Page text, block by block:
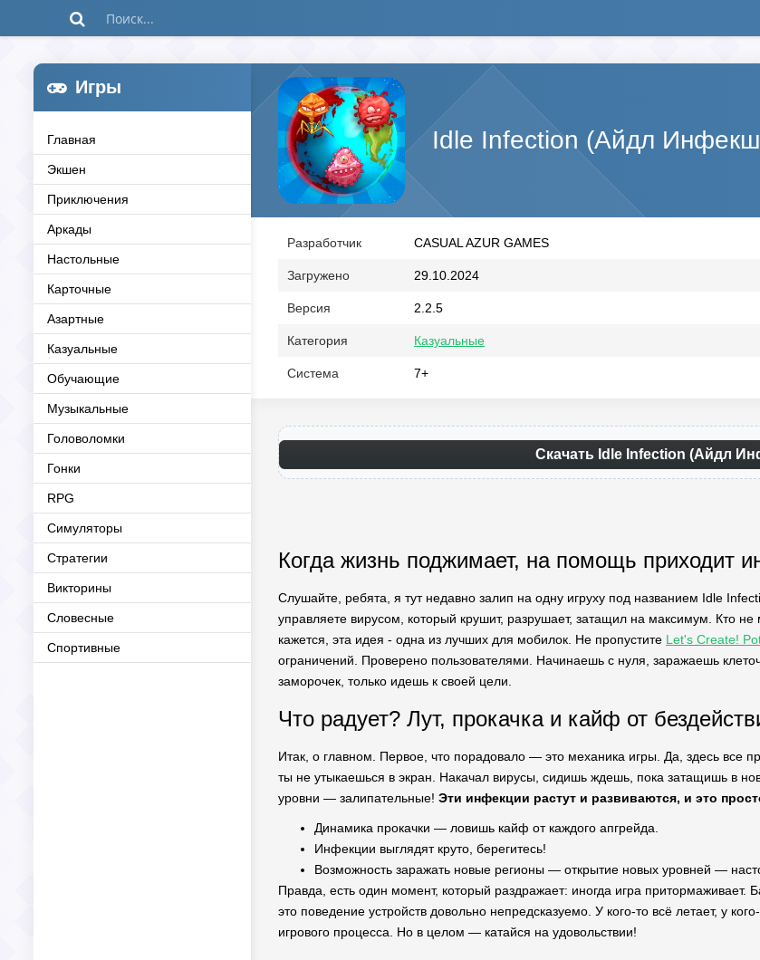
Игры
Главная
Экшен
Приключения
Аркады
Настольные
Карточные
Азартные
Казуальные
Обучающие
Музыкальные
Головоломки
Гонки
RPG
Симуляторы
Стратегии
Викторины
Словесные
Спортивные
Idle Infection (Айдл
Разработчик CASUAL AZUR GAMES
Загружено 29.10.2024
Версия 2.2.5
Категория Казуальные
Система 7+
Скачать Idle Infection (Айдл
Когда жизнь поджимает, на помощь приходит
Слушайте, ребята, я тут недавно залип на одну игруху под названием Idle
управляете вирусом, который крушит, разрушает, затащил на максимум. Кто
кажется, эта идея - одна из лучших для мобилок. Не пропустите Let's Create!
ограничений. Проверено пользователями. Начинаешь с нуля, заражаешь
заморочек, только идешь к своей цели.
Что радует? Лут, прокачка и кайф от
Итак, о главном. Первое, что порадовало — это механика игры. Да, здесь все
ты не утыкаешься в экран. Накачал вирусы, сидишь ждешь, пока затащишь в
уровни — залипательные! Эти инфекции растут и развиваются, и это
Динамика прокачки — ловишь кайф от каждого апгрейда.
Инфекции выглядят круто, берегитесь!
Возможность заражать новые регионы — открытие новых уровней —
Правда, есть один момент, который раздражает: иногда игра
это поведение устройств довольно непредсказуемо. У кого-то всё летает, у
игрового процесса. Но в целом — катайся на удовольствии!